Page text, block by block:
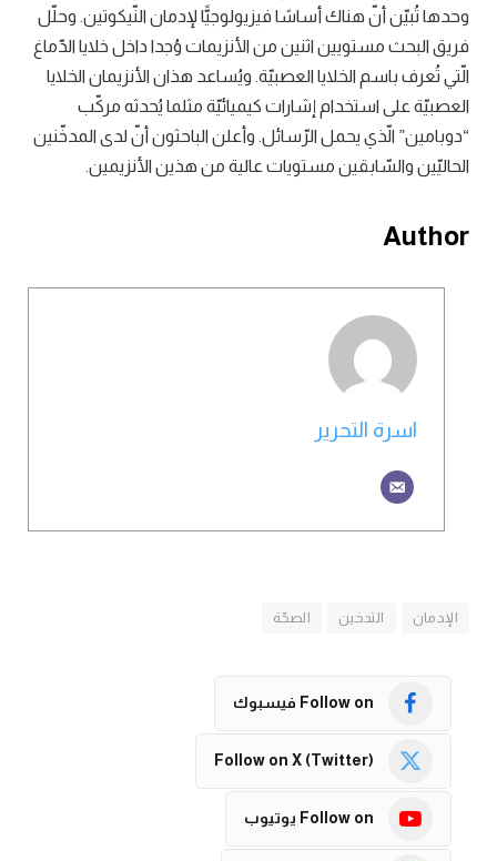
وحدها تُبيّن أنّ هناك أساسًا فيزيولوجيًّا لإدمان النّيكوتين. وحلّل
فريق البحث مستويين اثنين من الأنزيمات وُجدا داخل خلايا الدّماغ
الّتي تُعرف باسم الخلايا العصبيّة. ويُساعد هذان الأنزيمان الخلايا
العصبيّة على استخدام إشارات كيميائيّة مثلما يُحدثه مركّب
“دوبامين” الّذي يحمل الرّسائل. وأعلن الباحثون أنّ لدى المدخّنين
الحاليّين والسّابقين مستويات عالية من هذين الأنزيمين.
Author
اسرة التحرير
الإدمان التدخين الصحّة
Follow on فيسبوك
Follow on X (Twitter)
Follow on يوتيوب